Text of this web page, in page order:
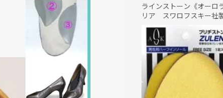
ラインストーン《オーロ
リア スワロフスキー社
庫限り・サイズ5から40